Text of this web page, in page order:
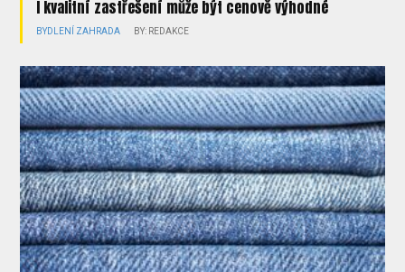
I kvalitní zastřešení může být cenově výhodné
BYDLENÍ ZAHRADA BY: REDAKCE